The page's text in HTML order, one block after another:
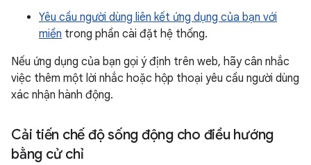
Yêu cầu người dùng liên kết ứng dụng của bạn với
miền trong phần cài đặt hệ thống.
Nếu ứng dụng của bạn gọi ý định trên web, hãy cân nhắc
việc thêm một lời nhắc hoặc hộp thoại yêu cầu người dùng
xác nhận hành động.
Cải tiến chế độ sống động cho điều hướng
bằng cử chỉ